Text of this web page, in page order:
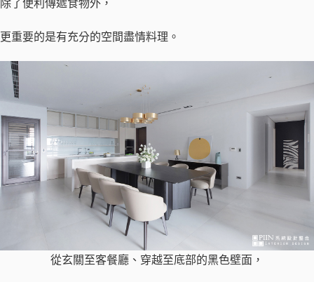
除了便利傳遞食物外，
更重要的是有充分的空間盡情料理。
從玄關至客餐廳、穿越至底部的黑色壁面，